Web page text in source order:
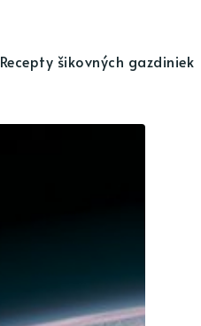
Recepty šikovných gazdiniek